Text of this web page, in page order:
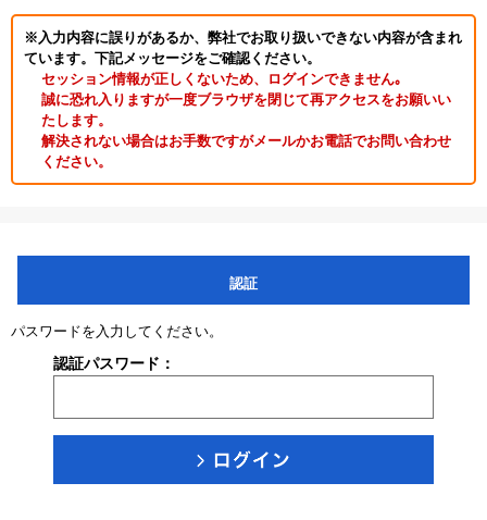
※入力内容に誤りがあるか、弊社でお取り扱いできない内容が含まれ
ています。下記メッセージをご確認ください。
セッション情報が正しくないため、ログインできません｡
誠に恐れ入りますが一度ブラウザを閉じて再アクセスをお願いい
たします。
解決されない場合はお手数ですがメールかお電話でお問い合わせ
ください。
認証
パスワードを入力してください。
認証パスワード：